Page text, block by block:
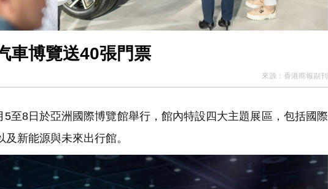
車博覽送40張門票
來源： 香港商報副刊
8日於亞洲國際博覽館舉行，館內特設四大主題展區，包括國際
新能源與未來出行館。